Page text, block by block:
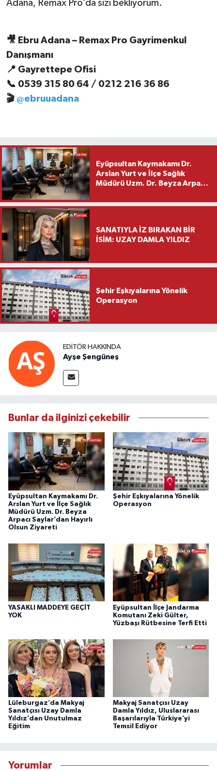
Adana, Remax Pro’da sizi bekliyorum.
🎥 Ebru Adana – Remax Pro Gayrimenkul
Danışmanı
📍 Gayrettepe Ofisi
📞 0539 315 80 64 / 0212 216 36 86
🎬 @ebruuadana
Eyüpsultan Kaymakamı Dr.
Arslan Yurt ve İlçe Sağlık
Müdürü Uzm. Dr. Beyza Arpacı
Ziyareti
SANATIYLA İZ BIRAKAN BİR
İSİM: UZAY DAMLA YILDIZ
Şehir Eşkıyalarına Yönelik
Operasyon
EDITÖR HAKKINDA
Ayşe Şengüneş
Bunlar da ilginizi çekebilir
Eyüpsultan Kaymakamı Dr.
Arslan Yurt ve İlçe Sağlık
Müdürü Uzm. Dr. Beyza
Arpacı Saylar’dan Hayırlı
Olsun Ziyareti
Şehir Eşkıyalarına Yönelik
Operasyon
YASAKLI MADDEYE GEÇİT
YOK
Eyüpsultan İlçe Jandarma
Komutanı Zeki Gülter,
Yüzbaşı Rütbesine Terfi Etti
Lüleburgaz’da Makyaj
Sanatçısı Uzay Damla
Yıldız’dan Unutulmaz
Eğitim
Makyaj Sanatçısı Uzay
Damla Yıldız, Uluslararası
Başarılarıyla Türkiye’yi
Temsil Ediyor
Yorumlar